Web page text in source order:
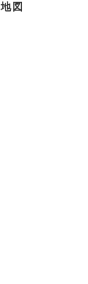
地図